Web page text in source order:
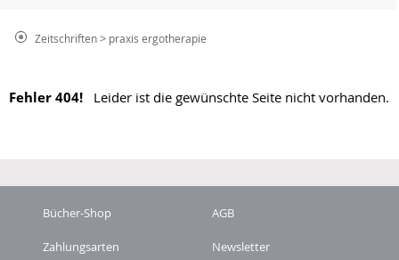
Zeitschriften> praxis ergotherapie
Fehler 404! Leider ist die gewünschte Seite nicht vorhanden.
Bücher-Shop AGB
Zahlungsarten Newsletter